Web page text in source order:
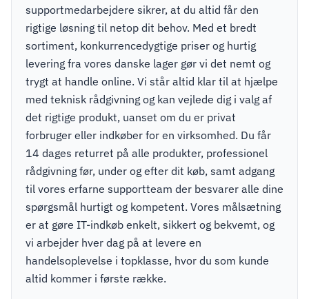
supportmedarbejdere sikrer, at du altid får den
rigtige løsning til netop dit behov. Med et bredt
sortiment, konkurrencedygtige priser og hurtig
levering fra vores danske lager gør vi det nemt og
trygt at handle online. Vi står altid klar til at hjælpe
med teknisk rådgivning og kan vejlede dig i valg af
det rigtige produkt, uanset om du er privat
forbruger eller indkøber for en virksomhed. Du får
14 dages returret på alle produkter, professionel
rådgivning før, under og efter dit køb, samt adgang
til vores erfarne supportteam der besvarer alle dine
spørgsmål hurtigt og kompetent. Vores målsætning
er at gøre IT-indkøb enkelt, sikkert og bekvemt, og
vi arbejder hver dag på at levere en
handelsoplevelse i topklasse, hvor du som kunde
altid kommer i første række.